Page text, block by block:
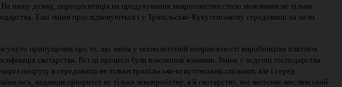
нашу думку, переорієнтація на продукування макропластин стало можливим не тільки
Такі зміни прослідковуються і у Трипільсько-Кукутенському середовищі на межі
припущення про те, що зміна у технологічній направленості виробництва платівок
скотарства. Всі ці процеси були взаємопов’язаними. Зміна у веденні господарства
напругу в середовищі не тільки трипільсько-кукутенських спільнот, але і серед
надавши пріоритет не тільки землеробству, а й скотарству, яке витісняє мисливський